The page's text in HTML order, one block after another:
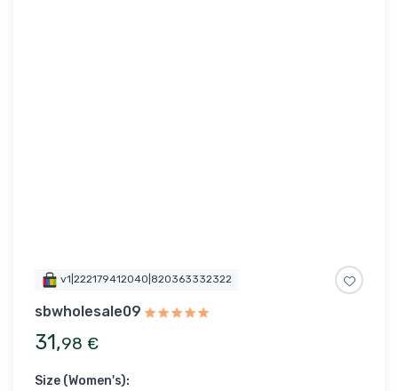
v1|222179412040|820363332322
sbwholesale09
31,98 €
Size (Women's):